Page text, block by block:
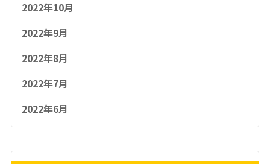
2022年10月
2022年9月
2022年8月
2022年7月
2022年6月